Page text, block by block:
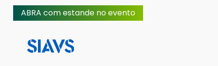
ABRA com estande no evento
SIAVS